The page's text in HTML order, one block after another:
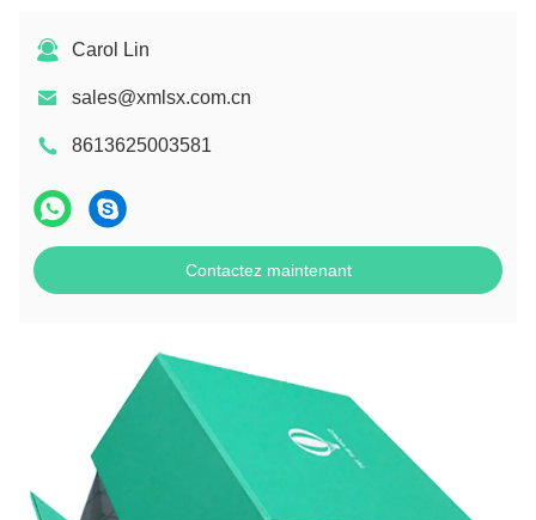
Carol Lin
sales@xmlsx.com.cn
8613625003581
Contactez maintenant